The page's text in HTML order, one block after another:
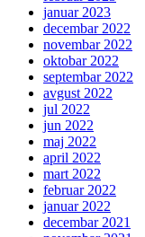
januar 2023
decembar 2022
novembar 2022
oktobar 2022
septembar 2022
avgust 2022
jul 2022
jun 2022
maj 2022
april 2022
mart 2022
februar 2022
januar 2022
decembar 2021